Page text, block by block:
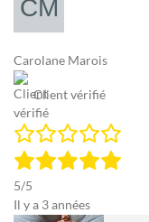
Carolane Marois
Client vérifié
5/5
Il y a 3 années